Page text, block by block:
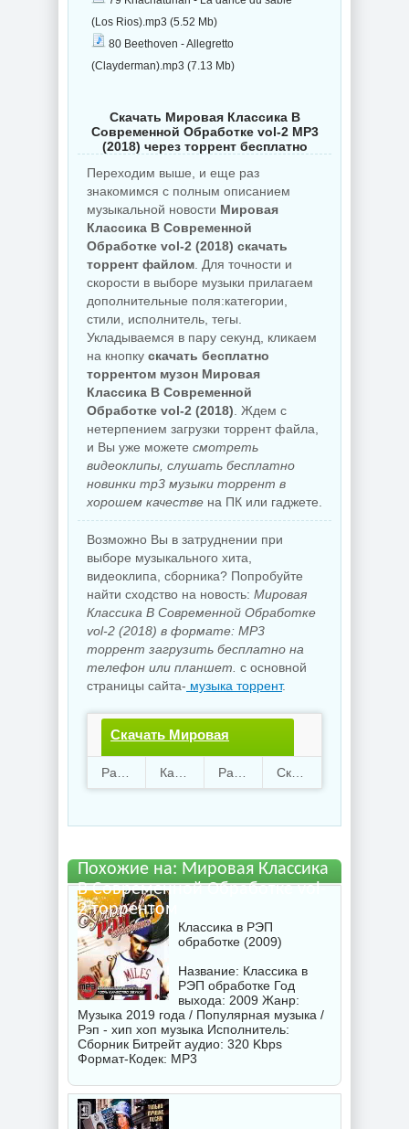
(Los Rios).mp3 (5.52 Mb)
80 Beethoven - Allegretto
(Clayderman).mp3 (7.13 Mb)
Скачать Мировая Классика В
Современной Обработке vol-2 MP3
(2018) через торрент бесплатно
Переходим выше, и еще раз
знакомимся с полным описанием
музыкальной новости Мировая
Классика В Современной
Обработке vol-2 (2018) скачать
торрент файлом . Для точности и
скорости в выборе музыки прилагаем
дополнительные поля:категории,
стили, исполнитель, тегы.
Укладываемся в пару секунд, кликаем
на кнопку скачать бесплатно
торрентом музон Мировая
Классика В Современной
Обработке vol-2 (2018) . Ждем с
нетерпением загрузки торрент файла,
и Вы уже можете смотреть
видеоклипы, слушать бесплатно
новинки mp3 музыки торрент в
хорошем качестве на ПК или гаджете.
Возможно Вы в затруднении при
выборе музыкального хита,
видеоклипа, сборника? Попробуйте
найти сходство на новость: Мировая
Классика В Современной Обработке
vol-2 (2018) в формате: MP3
торрент загрузить бесплатно на
телефон или планшет. с основной
страницы сайта- музыка торрент.
Скачать Мировая
Классика В Современной
файл бесплатно
41 80 664.74 Mb
Похожие на: Мировая Классика
В Современной Обработке vol-
2 торрентом
Классика в РЭП
обработке (2009)
Название: Классика в
РЭП обработке Год
выхода: 2009 Жанр:
Музыка 2019 года / Популярная музыка /
Рэп - хип хоп музыка Исполнитель:
Сборник Битрейт аудио: 320 Kbps
Формат-Кодек: MP3